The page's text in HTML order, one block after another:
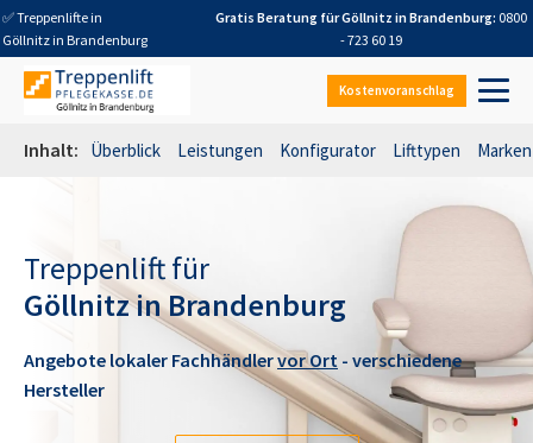
✅ Treppenlifte in
Göllnitz in Brandenburg
Gratis Beratung fürGöllnitz in Brandenburg: 0800
- 723 60 19
Kostenvoranschlag
Inhalt: Überblick Leistungen Konfigurator Lifttypen Marken
Treppenlift für
Göllnitz in Brandenburg
Angebote lokaler Fachhändlervor Ort - verschiedene
Hersteller